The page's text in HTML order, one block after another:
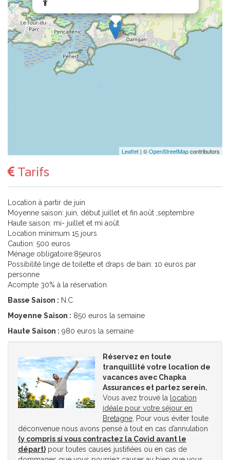
Leaflet | ©OpenStreetMapcontributors
Tarifs
Location à partir de juin
Moyenne saison: juin, début juillet et fin août ,septembre
Haute saison: mi- juillet et mi août
Location minimum 15 jours
Caution: 500 euros
Ménage obligatoire:85euros
Possibilité linge de toilette et draps de bain: 10 euros par
personne
Acompte 30% à la réservation
Basse Saison : N.C.
Moyenne Saison : 850 euros la semaine
Haute Saison : 980 euros la semaine
Réservez en toute
tranquillité votre location de
vacances avec Chapka
Assurances et partez serein.
Vous avez trouvé la
location
idéale pour votre séjour en
Bretagne . Pour vous éviter toute
déconvenue nous avons pensé à tout en cas d’annulation
(y compris si vous contractez la Covid avant le
départ) pour toutes causes justifiées ou en cas de